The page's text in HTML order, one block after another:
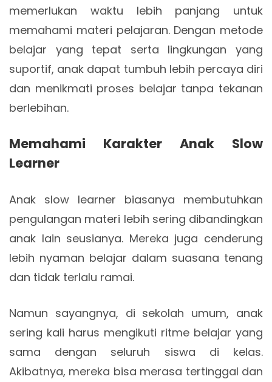
memerlukan waktu lebih panjang untuk
memahami materi pelajaran. Dengan metode
belajar yang tepat serta lingkungan yang
suportif, anak dapat tumbuh lebih percaya diri
dan menikmati proses belajar tanpa tekanan
berlebihan.
Memahami Karakter Anak Slow
Learner
Anak slow learner biasanya membutuhkan
pengulangan materi lebih sering dibandingkan
anak lain seusianya. Mereka juga cenderung
lebih nyaman belajar dalam suasana tenang
dan tidak terlalu ramai.
Namun sayangnya, di sekolah umum, anak
sering kali harus mengikuti ritme belajar yang
sama dengan seluruh siswa di kelas.
Akibatnya, mereka bisa merasa tertinggal dan